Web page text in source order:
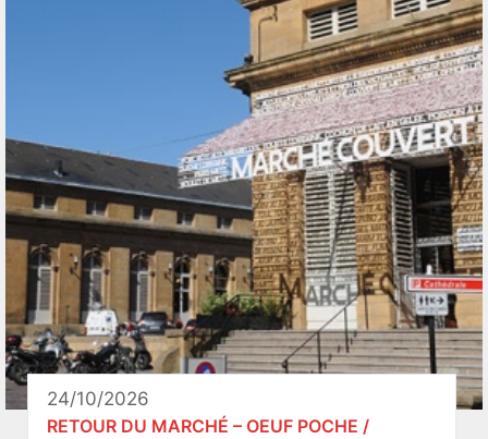
24/10/2026
RETOUR DU MARCHÉ – OEUF POCHE /